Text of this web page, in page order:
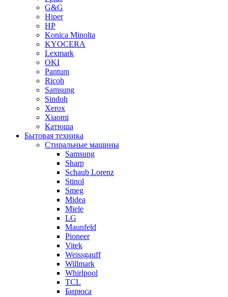
G&G
Hiper
HP
Konica Minolta
KYOCERA
Lexmark
OKI
Pantum
Ricoh
Samsung
Sindoh
Xerox
Xiaomi
Катюша
Бытовая техника
Стиральные машины
Samsung
Sharp
Schaub Lorenz
Stinol
Smeg
Midea
Miele
LG
Maunfeld
Pioneer
Vitek
Weissgauff
Willmark
Whirlpool
TCL
Бирюса